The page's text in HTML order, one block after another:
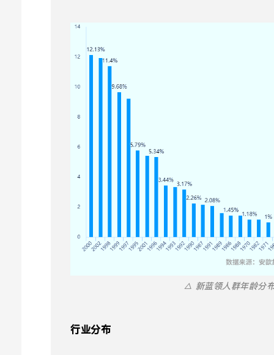
△ 新蓝领人群年龄分
行业分布